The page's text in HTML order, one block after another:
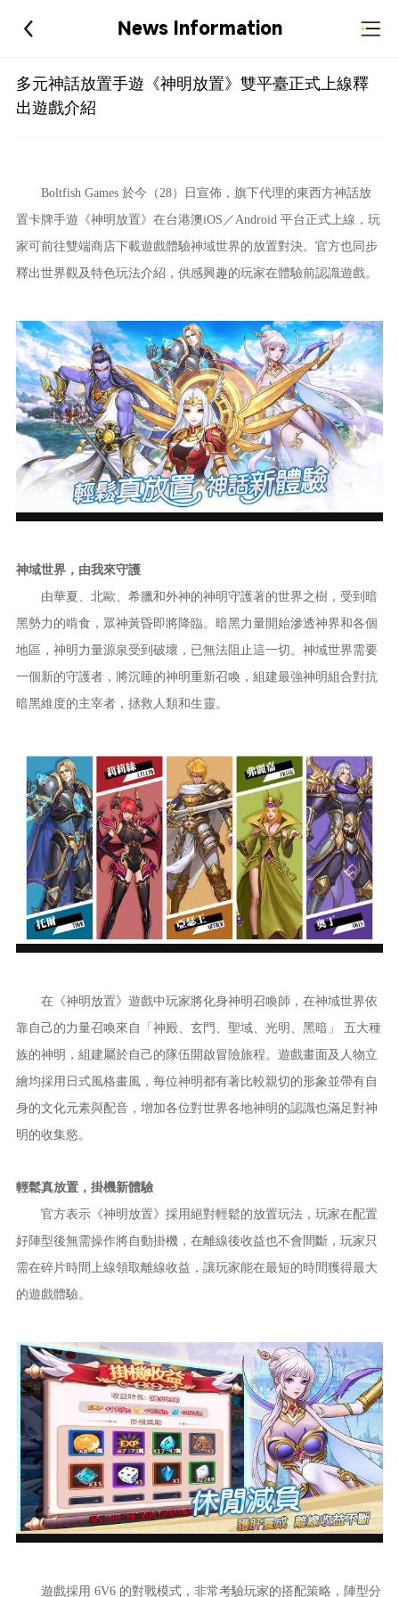
News Information
多元神話放置手遊《神明放置》雙平臺正式上線釋
出遊戲介紹
Boltfish Games 於今（28）日宣佈，旗下代理的東西方神話放
置卡牌手遊《神明放置》在台港澳iOS／Android 平台正式上線，玩
家可前往雙端商店下載遊戲體驗神域世界的放置對決。官方也同步
釋出世界觀及特色玩法介紹，供感興趣的玩家在體驗前認識遊戲。
神域世界，由我來守護
由華夏、北歐、希臘和外神的神明守護著的世界之樹，受到暗
黑勢力的啃食，眾神黃昏即將降臨。暗黑力量開始滲透神界和各個
地區，神明力量源泉受到破壞，已無法阻止這一切。神域世界需要
一個新的守護者，將沉睡的神明重新召喚，組建最強神明組合對抗
暗黑維度的主宰者，拯救人類和生靈。
在《神明放置》遊戲中玩家將化身神明召喚師，在神域世界依
靠自己的力量召喚來自「神殿、玄門、聖域、光明、黑暗」 五大種
族的神明，組建屬於自己的隊伍開啟冒險旅程。遊戲畫面及人物立
繪均採用日式風格畫風，每位神明都有著比較親切的形象並帶有自
身的文化元素與配音，增加各位對世界各地神明的認識也滿足對神
明的收集慾。
輕鬆真放置，掛機新體驗
官方表示《神明放置》採用絕對輕鬆的放置玩法，玩家在配置
好陣型後無需操作將自動掛機，在離線後收益也不會間斷，玩家只
需在碎片時間上線領取離線收益，讓玩家能在最短的時間獲得最大
的遊戲體驗。
遊戲採用 6V6 的對戰模式，非常考驗玩家的搭配策略，陣型分